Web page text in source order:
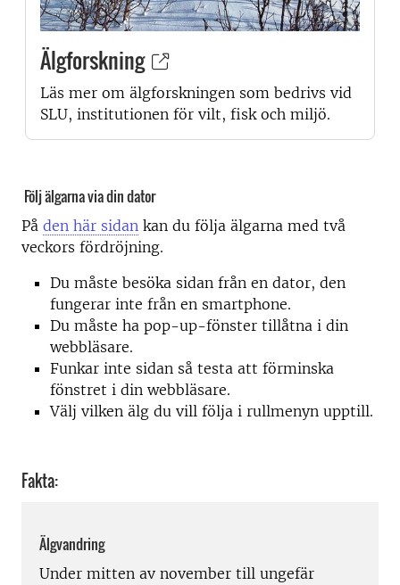
Älgforskning
Läs mer om älgforskningen som bedrivs vid
SLU, institutionen för vilt, fisk och miljö.
Följ älgarna via din dator
På den här sidan kan du följa älgarna med två
veckors fördröjning.
Du måste besöka sidan från en dator, den
fungerar inte från en smartphone.
Du måste ha pop-up-fönster tillåtna i din
webbläsare.
Funkar inte sidan så testa att förminska
fönstret i din webbläsare.
Välj vilken älg du vill följa i rullmenyn upptill.
Fakta:
Älgvandring
Under mitten av november till ungefär